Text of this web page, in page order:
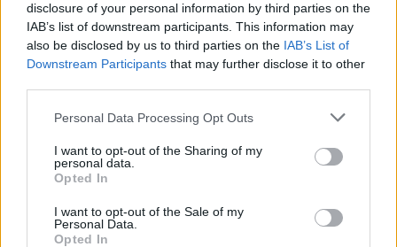
disclosure of your personal information by third parties on the
IAB’s list of downstream participants. This information may
also be disclosed by us to third parties on the IAB’s List of
Downstream Participants that may further disclose it to other
Personal Data Processing Opt Outs
I want to opt-out of the Sharing of my
personal data.
Opted In
I want to opt-out of the Sale of my
Personal Data.
Opted In
16:12
Ε. Τουρνάς: "Απέναντι σε ακραία καιρικά φαινόμενα δεν
υπάρχουν περιθώρια εφησυχασμού"
Φωτιά σε χαμηλή βλάστηση στη Σίνδο - Σηκώθηκε
Αττικόν: Εκτός λειτουργίας και οι δύο αξονικοί
τομογράφοι